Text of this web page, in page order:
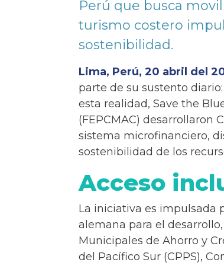
Perú que busca
turismo costero
sostenibilidad.
Lima, Perú, 20 abril del
parte de su sustento
esta realidad, Save the
(FEPCMAC)
sistema microfinanciero,
sostenibilidad de los
Acceso
La iniciativa es impulsada
alemana para el
Municipales de Ahorro y
del Pacífico Sur (CPPS),